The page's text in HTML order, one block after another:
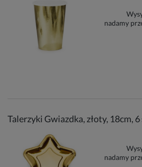
nadamy
Talerzyki Gwiazdka, złoty, 18cm, 6
nadamy